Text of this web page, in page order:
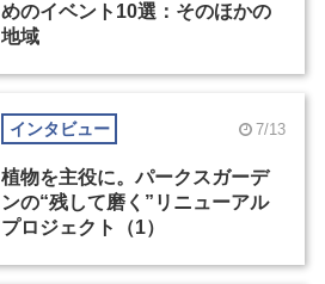
めのイベント10選：そのほかの
地域
インタビュー 7/13
植物を主役に。パークスガーデ
ンの“残して磨く”リニューアル
プロジェクト（1）